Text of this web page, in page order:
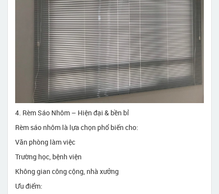
4. Rèm Sáo Nhôm – Hiện đại & bền bỉ
Rèm sáo nhôm là lựa chọn phổ biến cho:
Văn phòng làm việc
Trường học, bệnh viện
Không gian công cộng, nhà xưởng
Ưu điểm: